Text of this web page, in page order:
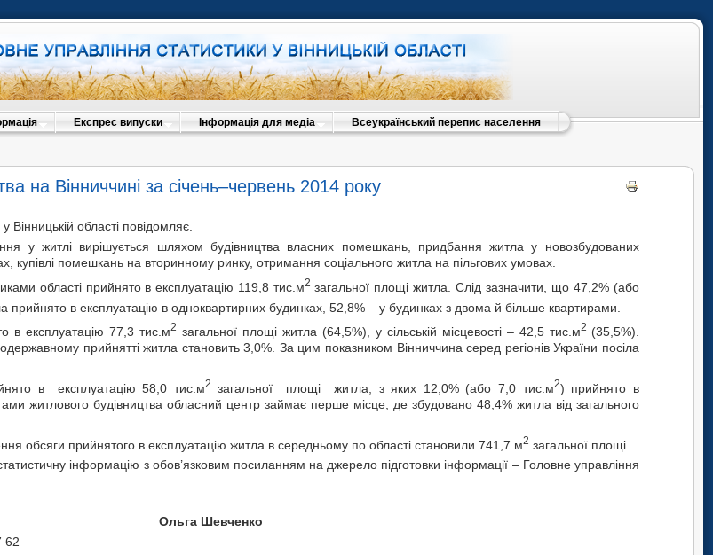
Експрес випуски Інформація для медіа Всеукраїнський перепис населення
на Вінниччині за січень–червень 2014 року
Вінницькій області повідомляє.
у житлі вирішується шляхом будівництва власних помешкань, придбання житла у новозбудованих
купівлі помешкань на вторинному ринку, отримання соціального житла на пільгових умовах.
області прийнято в експлуатацію 119,8 тис.м2 загальної пл­ощі житла. Слід зазначити, що 47,2% (або
прийнято в експлуатацію в одноквартирних будинках, 52,8% – у будинках з двома й більше квартирами.
в експлуатацію 77,3 тис.м2 загальної площі житла (64,5%), у сільській місцевості – 42,5 тис.м2 (35,5%).
прийнятті житла становить 3,0%. За цим показником Вінниччина серед регіонів України посіла
в експлуатацію 58,0 тис.м2 з­аг­ал­ьної пл­ощі ж­и­тла, з яких 12,0% (або 7,0 тис.м2) прийнято в
житлового будівництва обласний центр займає перше місце, де збудовано 48,4% житла від загального
обсяги прийнятого в експлуатацію житла в середньому по області становили 741,7 м2 загальної площі.
інформацію з обов’язковим посиланням на джерело підготовки інформації – Головне управління
Ольга Шевченко
62